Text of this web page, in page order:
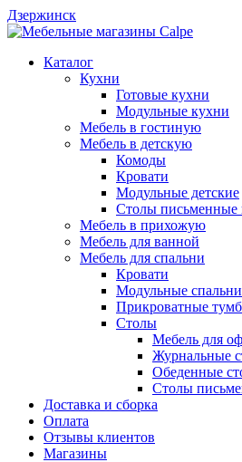
Дзержинск
Каталог
Кухни
Готовые кухни
Модульные кухни
Мебель в гостиную
Мебель в детскую
Комоды
Кровати
Модульные детские
Столы письменные
Мебель в прихожую
Мебель для ванной
Мебель для спальни
Кровати
Модульные спальни
Прикроватные
Столы
Мебель для
Журнальные
Обеденные
Столы
Доставка и сборка
Оплата
Отзывы клиентов
Магазины